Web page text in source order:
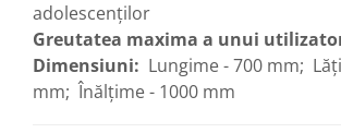
adolescenților
Greutatea maxima a unui
Dimensiuni: Lungime - 700 mm;
mm; Înălțime - 1000 mm